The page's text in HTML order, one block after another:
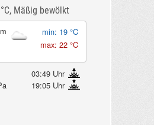
Mäßig bewölkt
min: 19 °C
max: 22 °C
03:49 Uhr
19:05 Uhr